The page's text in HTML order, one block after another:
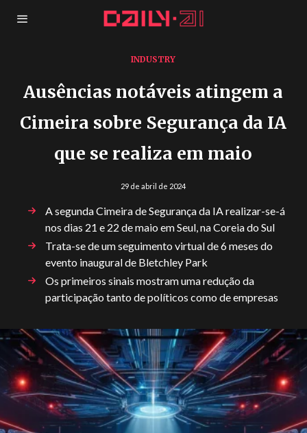
INDUSTRY
Ausências notáveis atingem a
Cimeira sobre Segurança da IA
que se realiza em maio
29 de abril de 2024
A segunda Cimeira de Segurança da IA realizar-se-á
nos dias 21 e 22 de maio em Seul, na Coreia do Sul
Trata-se de um seguimento virtual de 6 meses do
evento inaugural de Bletchley Park
Os primeiros sinais mostram uma redução da
participação tanto de políticos como de empresas